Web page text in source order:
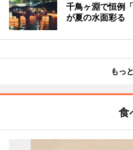
千鳥ヶ淵で恒例
が夏の水面彩る
もっ
食